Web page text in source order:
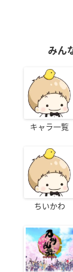
みん
キャラ一覧
ちいかわ